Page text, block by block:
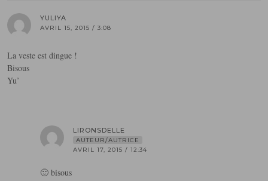
YULIYA
AVRIL 15, 2015 / 3:08
La veste est dingue !
Bisous
Yu’
LIRONSDELLE
AUTEUR/AUTRICE
AVRIL 17, 2015 / 12:34
🙂 bisous